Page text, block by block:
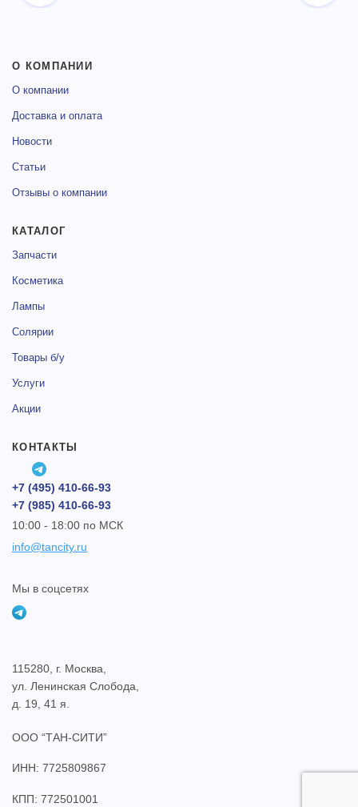
О КОМПАНИИ
О компании
Доставка и оплата
Новости
Статьи
Отзывы о компании
КАТАЛОГ
Запчасти
Косметика
Лампы
Солярии
Товары б/у
Услуги
Акции
КОНТАКТЫ
+7 (495) 410-66-93
+7 (985) 410-66-93
10:00 - 18:00 по МСК
info@tancity.ru
Мы в соцсетях
115280, г. Москва,
ул. Ленинская Слобода,
д. 19, 41 я.
ООО “ТАН-СИТИ”
ИНН: 7725809867
КПП: 772501001